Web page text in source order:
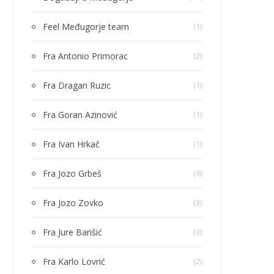
Feel Međugorje team (1)
Fra Antonio Primorac (2)
Fra Dragan Ruzic (1)
Fra Goran Azinović (1)
Fra Ivan Hrkač (1)
Fra Jozo Grbeš (9)
Fra Jozo Zovko (3)
Fra Jure Barišić (3)
Fra Karlo Lovrić (2)